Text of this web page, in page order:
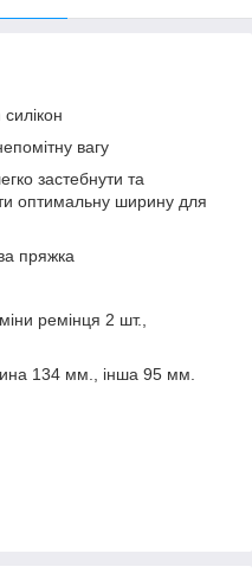
вагу
застебнути та
оптимальну ширину для
пряжка
ремінця 2 шт.,
134 мм., інша 95 мм.